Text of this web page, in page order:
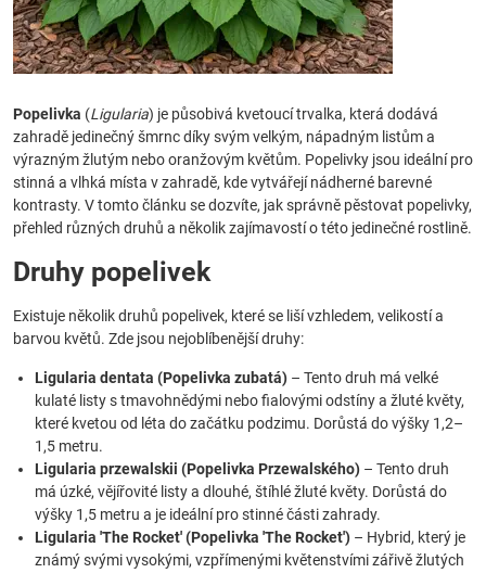
Popelivka (Ligularia) je působivá kvetoucí trvalka, která dodává
zahradě jedinečný šmrnc díky svým velkým, nápadným listům a
výrazným žlutým nebo oranžovým květům. Popelivky jsou ideální pro
stinná a vlhká místa v zahradě, kde vytvářejí nádherné barevné
kontrasty. V tomto článku se dozvíte, jak správně pěstovat popelivky,
přehled různých druhů a několik zajímavostí o této jedinečné rostlině.
Druhy popelivek
Existuje několik druhů popelivek, které se liší vzhledem, velikostí a
barvou květů. Zde jsou nejoblíbenější druhy:
Ligularia dentata (Popelivka zubatá) – Tento druh má velké
kulaté listy s tmavohnědými nebo fialovými odstíny a žluté květy,
které kvetou od léta do začátku podzimu. Dorůstá do výšky 1,2–
1,5 metru.
Ligularia przewalskii (Popelivka Przewalského) – Tento druh
má úzké, vějířovité listy a dlouhé, štíhlé žluté květy. Dorůstá do
výšky 1,5 metru a je ideální pro stinné části zahrady.
Ligularia 'The Rocket' (Popelivka 'The Rocket') – Hybrid, který je
známý svými vysokými, vzpřímenými květenstvími zářivě žlutých